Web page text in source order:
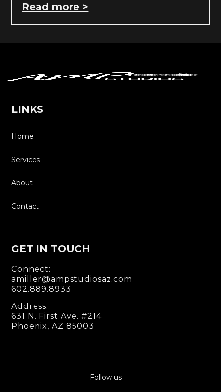
Read more >
LINKS
Home
Services
About
Contact
GET IN TOUCH
Connect:
amiller@ampstudiosaz.com
602.889.8933
Address:
631 N. First Ave. #214
Phoenix, AZ 85003
Follow us